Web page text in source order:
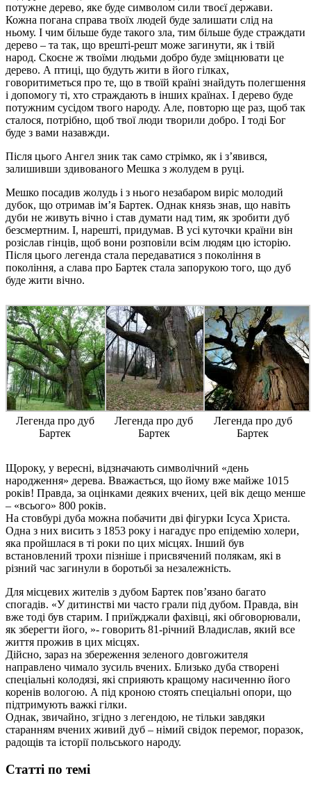
потужне дерево, яке буде символом сили твоєї держави.
Кожна погана справа твоїх людей буде залишати слід на
ньому. І чим більше буде такого зла, тим більше буде страждати
дерево – та так, що врешті-решт може загинути, як і твій
народ. Скоєне ж твоїми людьми добро буде зміцнювати це
дерево. А птиці, що будуть жити в його гілках,
говоритиметься про те, що в твоїй країні знайдуть полегшення
і допомогу ті, хто страждають в інших країнах. І дерево буде
потужним сусідом твого народу. Але, повторю ще раз, щоб так
сталося, потрібно, щоб твої люди творили добро. І тоді Бог
буде з вами назавжди.
Після цього Ангел зник так само стрімко, як і з’явився,
залишивши здивованого Мешка з жолудем в руці.
Мешко посадив жолудь і з нього незабаром виріс молодий
дубок, що отримав ім’я Бартек. Однак князь знав, що навіть
дуби не живуть вічно і став думати над тим, як зробити дуб
безсмертним. І, нарешті, придумав. В усі куточки країни він
розіслав гінців, щоб вони розповіли всім людям цю історію.
Після цього легенда стала передаватися з покоління в
покоління, а слава про Бартек стала запорукою того, що дуб
буде жити вічно.
Легенда про дуб
Бартек
Легенда про дуб
Бартек
Легенда про дуб
Бартек
Щороку, у вересні, відзначають символічний «день
народження» дерева. Вважається, що йому вже майже 1015
років! Правда, за оцінками деяких вчених, цей вік дещо менше
– «всього» 800 років.
На стовбурі дуба можна побачити дві фігурки Ісуса Христа.
Одна з них висить з 1853 року і нагадує про епідемію холери,
яка пройшлася в ті роки по цих місцях. Інший був
встановлений трохи пізніше і присвячений полякам, які в
різний час загинули в боротьбі за незалежність.
Для місцевих жителів з дубом Бартек пов’язано багато
спогадів. «У дитинстві ми часто грали під дубом. Правда, він
вже тоді був старим. І приїжджали фахівці, які обговорювали,
як зберегти його, »- говорить 81-річний Владислав, який все
життя прожив в цих місцях.
Дійсно, зараз на збереження зеленого довгожителя
направлено чимало зусиль вчених. Близько дуба створені
спеціальні колодязі, які сприяють кращому насиченню його
коренів вологою. А під кроною стоять спеціальні опори, що
підтримують важкі гілки.
Однак, звичайно, згідно з легендою, не тільки завдяки
старанням вчених живий дуб – німий свідок перемог, поразок,
радощів та історії польського народу.
Статті по темі